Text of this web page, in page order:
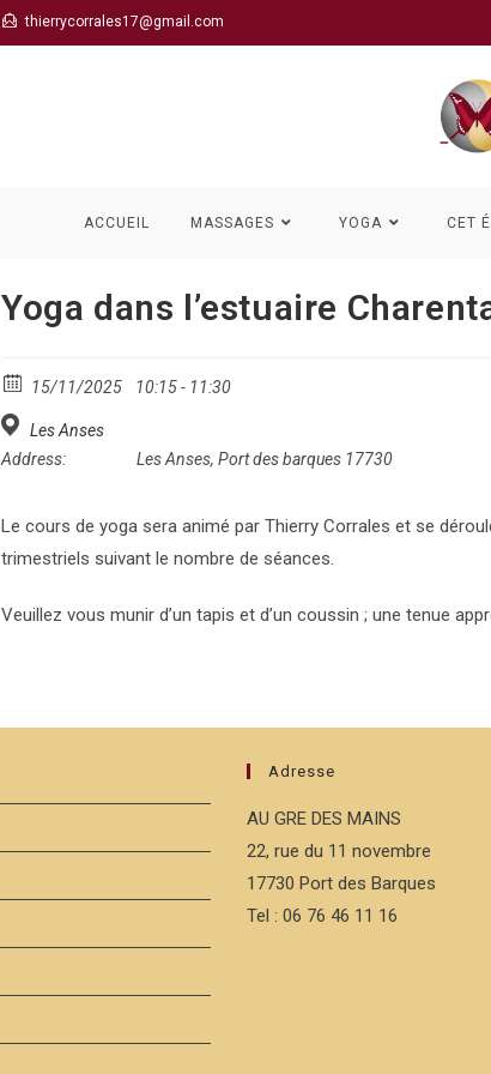
thierrycorrales17@gmail.com
ACCUEIL MASSAGES YOGA CET
Yoga dans l’estuaire
15/11/2025 10:15 - 11:30
Les Anses
Address:
Les Anses, Port des barques 17730
Le cours de yoga sera animé par Thierry Corrales et se
trimestriels suivant le nombre de séances.
Veuillez vous munir d’un tapis et d’un coussin ; une tenue
Adresse
AU GRE DES MAINS
22, rue du 11 novembre
17730 Port des Barques
Tel : 06 76 46 11 16